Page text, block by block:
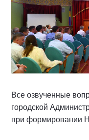
Все озвученные
городской
при формировании